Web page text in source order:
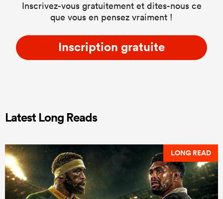
Inscrivez-vous gratuitement et dites-nous ce
que vous en pensez vraiment !
Inscription gratuite
Latest Long Reads
LONG READ